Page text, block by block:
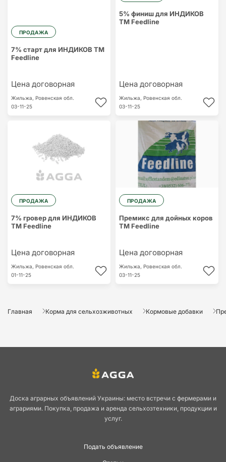
ПРОДАЖА
7% старт для ИНДИКОВ ТМ
Feedline
Цена договорная
Жильжа, Ровенская обл.
03-11-25
5% финиш для ИНДИКОВ
ТМ Feedline
Цена договорная
Жильжа, Ровенская обл.
03-11-25
ПРОДАЖА
7% гровер для ИНДИКОВ
ТМ Feedline
Цена договорная
Жильжа, Ровенская обл.
01-11-25
ПРОДАЖА
Премикс для дойных коров
ТМ Feedline
Цена договорная
Жильжа, Ровенская обл.
03-11-25
Главная Корма для сельхозживотных Кормовые добавки
Доска аграрных объявлений Украины: место встречи с фермерами и
аграриями. Покупка, продажа и аренда сельхозтехники, продукции и
услуг.
Подать объявление